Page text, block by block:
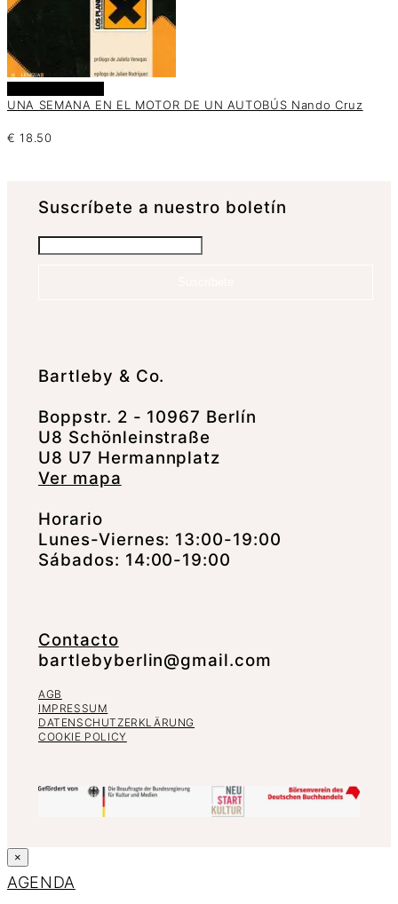
UNA SEMANA EN EL MOTOR DE UN AUTOBÚS Nando Cruz
€ 18.50
Suscrí­bete a nuestro boletín
Bartleby & Co.
Boppstr. 2 - 10967 Berlín
U8 Schönleinstraße
U8 U7 Hermannplatz
Ver mapa
Horario
Lunes-Viernes: 13:00-19:00
Sábados: 14:00-19:00
Contacto
bartlebyberlin@gmail.com
AGB
IMPRESSUM
DATENSCHUTZERKLÄRUNG
COOKIE POLICY
×
AGENDA